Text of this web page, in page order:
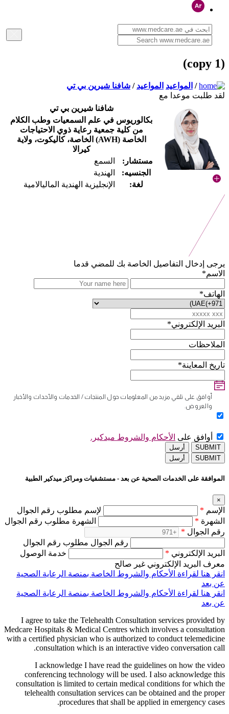
(copy 1)
/ المواعيد المواعيد / شافنا شيرين بي تي
لقد طلبت موعدا مع
شافنا شيرين بي تي
بكالوريوس في علم السمعيات وطب الكلام
من كلية جمعية رعاية ذوي الاحتياجات
الخاصة (AWH) الخاصة، كاليكوت، ولاية
كيرالا
مستشار:
السمع
الجنسيه:
الهندية
لغة:
الإنجليزية الهندية الماليالامية
يرجى إدخال التفاصيل الخاصة بك للمضي قدما
الاسم*
الهاتف*
البريد الإلكتروني*
الملاحظات
تاريخ المعاينة*
أوافق على تلقي مزيد من المعلومات حول المنتجات / الخدمات والأحداث والأخبار
والعروض.
أوافق على الأحكام والشروط ميدكير.
SUBMIT
أرسل
SUBMIT
أرسل
الموافقة على الخدمات الصحية عن بعد - مستشفيات ومراكز ميدكير الطبية
×
الإسم *
لإسم مطلوب رقم الجوال
الشهرة *
الشهرة مطلوب رقم الجوال
رقم الجوال *
رقم الجوال مطلوب رقم الجوال
البريد الإلكتروني *
خدمة الوصول
معرف البريد الإلكتروني غير صالح
انقر هنا لقراءة الأحكام والشروط الخاصة بمنصة الرعاية الصحية
عن بعد
انقر هنا لقراءة الأحكام والشروط الخاصة بمنصة الرعاية الصحية
عن بعد
I agree to take the Telehealth Consultation services provided by
Medcare Hospitals & Medical Centres which involves a consultation
with a certified physician who is authorized to conduct telemedicine
consultation which is an interactive video conversation call.
I acknowledge I have read the guidelines on how the video
conferencing technology will be used. I also acknowledge this
consultation is limited to certain medical conditions for which the
telehealth consultation services can be obtained and the proper
procedures that shall be applied in emergency cases.